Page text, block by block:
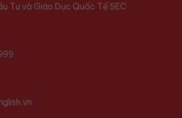
Tư và Giáo Dục Quốc Tế SEC